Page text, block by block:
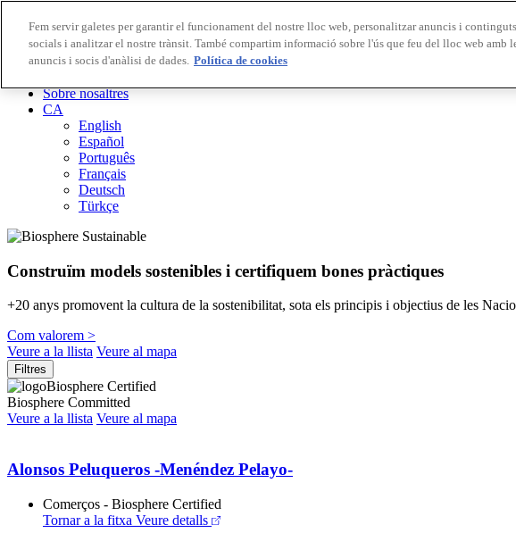
Destinacions Biosphere
Empreses Biosphere
Sobre nosaltres
CA
English
Español
Português
Français
Deutsch
Türkçe
Construïm models sostenibles i certifiquem bones pràctiques
+20 anys promovent la cultura de la sostenibilitat, sota els principis i objectius de les
Com valorem >
Veure a la llista Veure al mapa
Filtres
Biosphere Certified
Biosphere Committed
Veure a la llista Veure al mapa
Alonsos Peluqueros -Menéndez Pelayo-
Comerços - Biosphere Certified
Tornar a la fitxa Veure detalls
Fem servir galetes per garantir el funcionament del nostre lloc web, personalitzar anuncis i
socials i analitzar el nostre trànsit. També compartim informació sobre l'ús que feu del lloc web amb
anuncis i socis d'anàlisi de dades. Política de cookies